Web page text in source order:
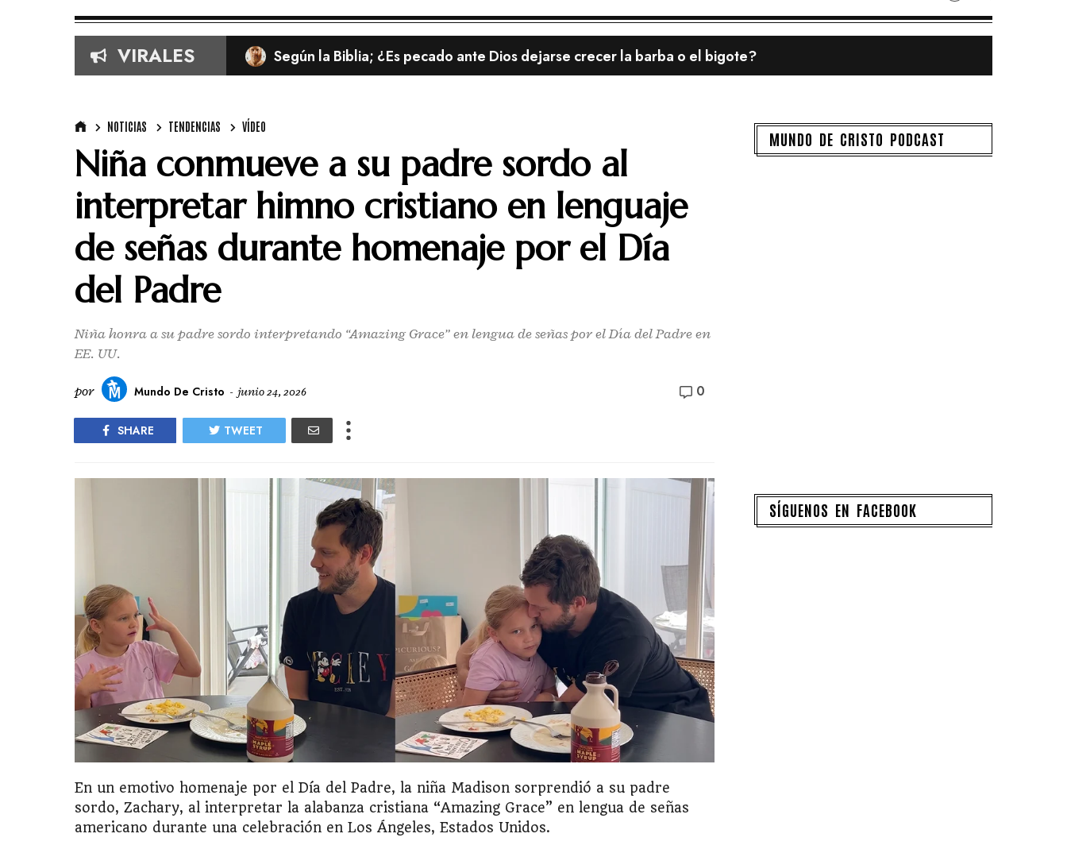
VIRALES Pastora Yesenia Then desmiente que cobraría $185 mil dólares por predicar
NOTICIAS TENDENCIAS VÍDEO
Niña conmueve a su padre sordo al
interpretar himno cristiano en lenguaje
de señas durante homenaje por el Día
del Padre
Niña honra a su padre sordo interpretando “Amazing Grace” en lengua de señas por el Día del Padre en
EE. UU.
por Mundo De Cristo - junio 24, 2026 0
SHARE TWEET
En un emotivo homenaje por el Día del Padre, la niña Madison sorprendió a su padre
sordo, Zachary, al interpretar la alabanza cristiana “Amazing Grace” en lengua de señas
americano durante una celebración en Los Ángeles, Estados Unidos.
MUNDO DE CRISTO PODCAST
SÍGUENOS EN FACEBOOK